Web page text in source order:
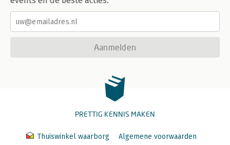
Aanmelden
PRETTIG KENNIS MAKEN
Thuiswinkel waarborg Algemene voorwaarden